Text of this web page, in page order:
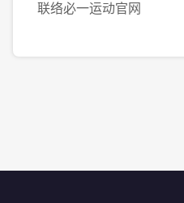
联络必一运动官网